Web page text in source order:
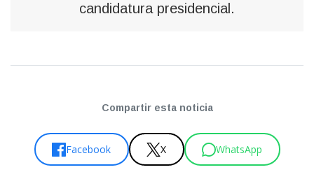
candidatura presidencial.
Compartir esta noticia
Facebook X WhatsApp